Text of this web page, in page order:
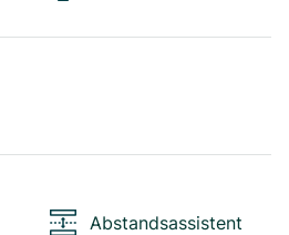
Abstandsassistent